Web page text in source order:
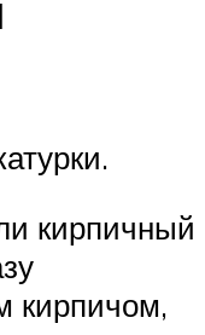
кирпичный
кирпичом,